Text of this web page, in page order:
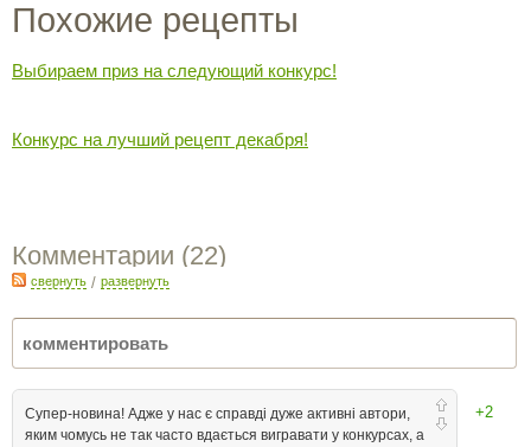
Похожие рецепты
Выбираем приз на следующий конкурс!
Конкурс на лучший рецепт декабря!
Комментарии (22)
свернуть / развернуть
+2
Супер-новина! Адже у нас є справді дуже активні автори,
яким чомусь не так часто вдається вигравати у конкурсах, а